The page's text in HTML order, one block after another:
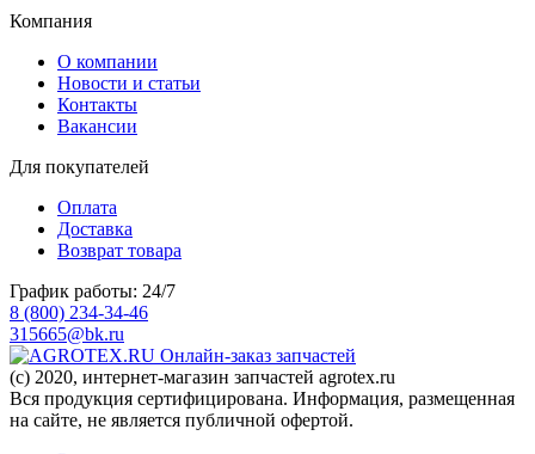
Компания
О компании
Новости и статьи
Контакты
Вакансии
Для покупателей
Оплата
Доставка
Возврат товара
График работы: 24/7
8 (800) 234-34-46
315665@bk.ru
Онлайн-заказ запчастей
(c) 2020, интернет-магазин запчастей agrotex.ru
Вся продукция сертифицирована. Информация, размещенная
на сайте, не является публичной офертой.